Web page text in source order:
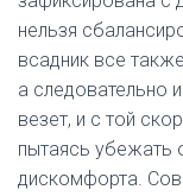
нельзя
всадник все
а следовательно
везет, и с той
пытаясь убежать
дискомфорта.